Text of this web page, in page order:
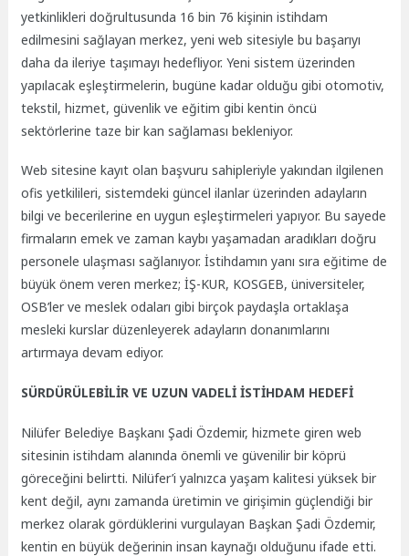
yetkinlikleri doğrultusunda 16 bin 76 kişinin istihdam
edilmesini sağlayan merkez, yeni web sitesiyle bu başarıyı
daha da ileriye taşımayı hedefliyor. Yeni sistem üzerinden
yapılacak eşleştirmelerin, bugüne kadar olduğu gibi otomotiv,
tekstil, hizmet, güvenlik ve eğitim gibi kentin öncü
sektörlerine taze bir kan sağlaması bekleniyor.
Web sitesine kayıt olan başvuru sahipleriyle yakından ilgilenen
ofis yetkilileri, sistemdeki güncel ilanlar üzerinden adayların
bilgi ve becerilerine en uygun eşleştirmeleri yapıyor. Bu sayede
firmaların emek ve zaman kaybı yaşamadan aradıkları doğru
personele ulaşması sağlanıyor. İstihdamın yanı sıra eğitime de
büyük önem veren merkez; İŞ-KUR, KOSGEB, üniversiteler,
OSB’ler ve meslek odaları gibi birçok paydaşla ortaklaşa
mesleki kurslar düzenleyerek adayların donanımlarını
artırmaya devam ediyor.
SÜRDÜRÜLEBİLİR VE UZUN VADELİ İSTİHDAM HEDEFİ
Nilüfer Belediye Başkanı Şadi Özdemir, hizmete giren web
sitesinin istihdam alanında önemli ve güvenilir bir köprü
göreceğini belirtti. Nilüfer’i yalnızca yaşam kalitesi yüksek bir
kent değil, aynı zamanda üretimin ve girişimin güçlendiği bir
merkez olarak gördüklerini vurgulayan Başkan Şadi Özdemir,
kentin en büyük değerinin insan kaynağı olduğunu ifade etti.